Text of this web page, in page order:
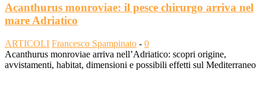
Acanthurus monroviae: il pesce chirurgo arriva nel
mare Adriatico
ARTICOLI Francesco Spampinato - 0
Acanthurus monroviae arriva nell’Adriatico: scopri origine,
avvistamenti, habitat, dimensioni e possibili effetti sul Mediterraneo